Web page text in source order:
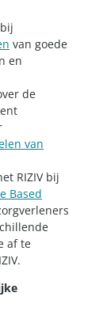
van goede
en
de
van
RIZIV bij
Based
af te